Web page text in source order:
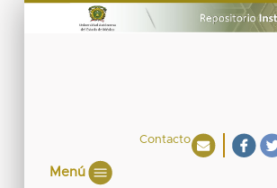
Contacto
Menú